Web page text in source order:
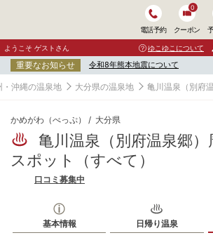
電話予約 クーポン
0
ようこそ ゲストさん ゆこゆこについて
重要なお知らせ 令和8年熊本地震について
・沖縄の温泉地 大分県の温泉地 亀川温泉（別府温
かめがわ（べっぷ） 大分県
亀川温泉（別府温泉郷
スポット（すべて）
口コミ募集中
基本情報 日帰り温泉